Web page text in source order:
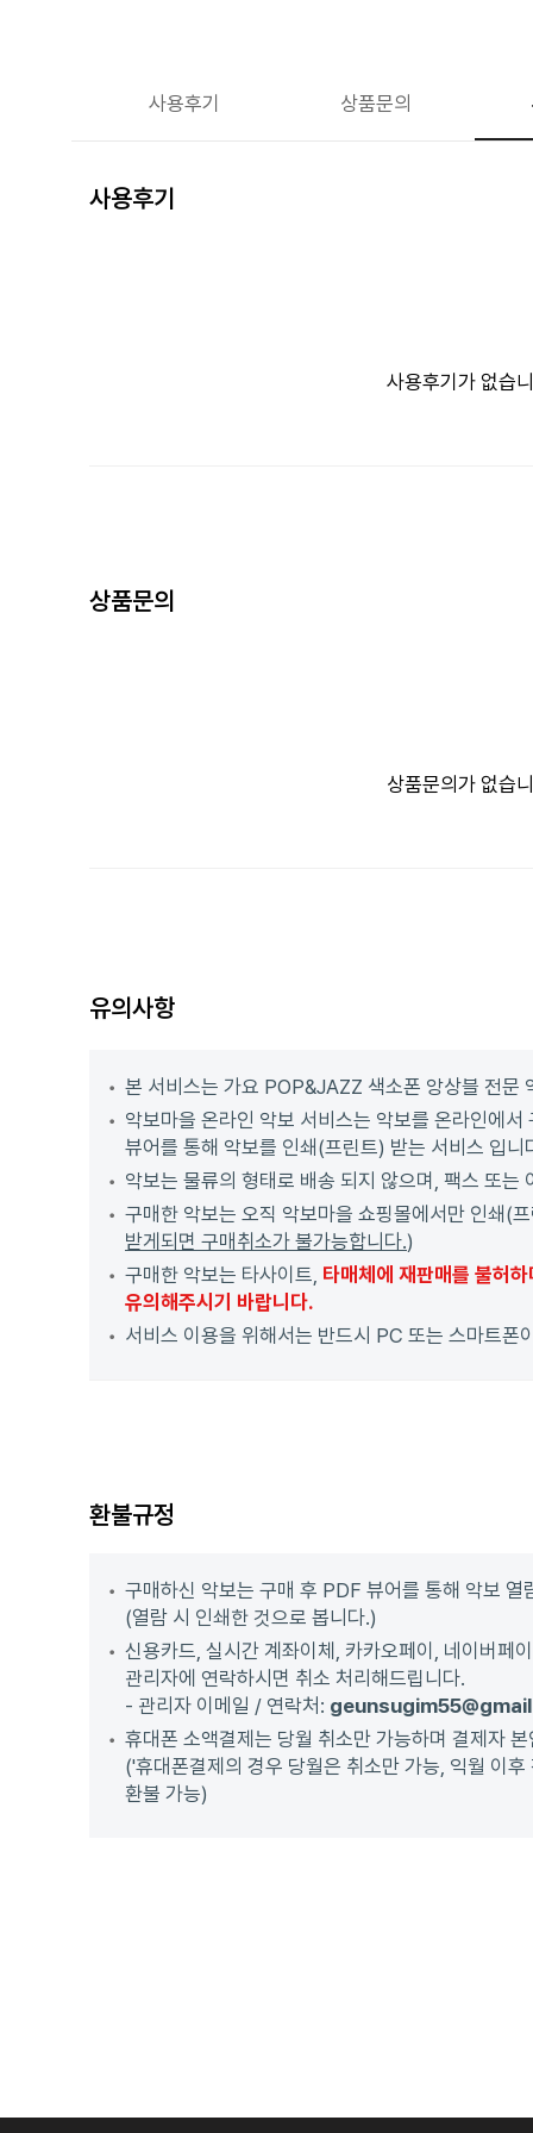
사용후기 상품문의
사용후기
사용후기가 없습
상품문의
상품문의가 없습
유의사항
본 서비스는 가요 POP&JAZZ 색소폰 앙상블 전문
악보마을 온라인 악보 서비스는 악보를 온라인에
뷰어를 통해 악보를 인쇄(프린트) 받는 서비스 입니
악보는 물류의 형태로 배송 되지 않으며, 팩스 또는
구매한 악보는 오직 악보마을 쇼핑몰에서만 인쇄(
받게되면 구매취소가 불가능합니다.)
구매한 악보는 타사이트, 타매체에 재판매를 불허
유의해주시기 바랍니다.
서비스 이용을 위해서는 반드시 PC 또는 스마트폰
환불규정
구매하신 악보는 구매 후 PDF 뷰어를 통해 악보 열
(열람 시 인쇄한 것으로 봅니다.)
신용카드, 실시간 계좌이체, 카카오페이, 네이버페
관리자에 연락하시면 취소 처리해드립니다.
- 관리자 이메일 / 연락처:
휴대폰 소액결제는 당월 취소만 가능하며 결제자
('휴대폰결제의 경우 당월은 취소만 가능, 익월 이
환불 가능)